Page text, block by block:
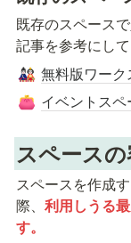
既存のスペース
記事を参考にして
🎎
👛 イベントス
スペース
スペースを作成
際、 利用しうる
す。